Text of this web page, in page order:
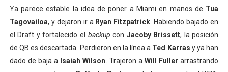
Ya parece estable la idea de poner a Miami en manos de Tua
Tagovailoa, y dejaron ir a Ryan Fitzpatrick . Habiendo bajado en
el Draft y fortalecido el backupcon Jacoby Brissett, la posición
de QB es descartada. Perdieron en la línea a Ted Karras y ya han
dado de baja a
Isaiah Wilson . Trajeron a Will Fullerarrastrando